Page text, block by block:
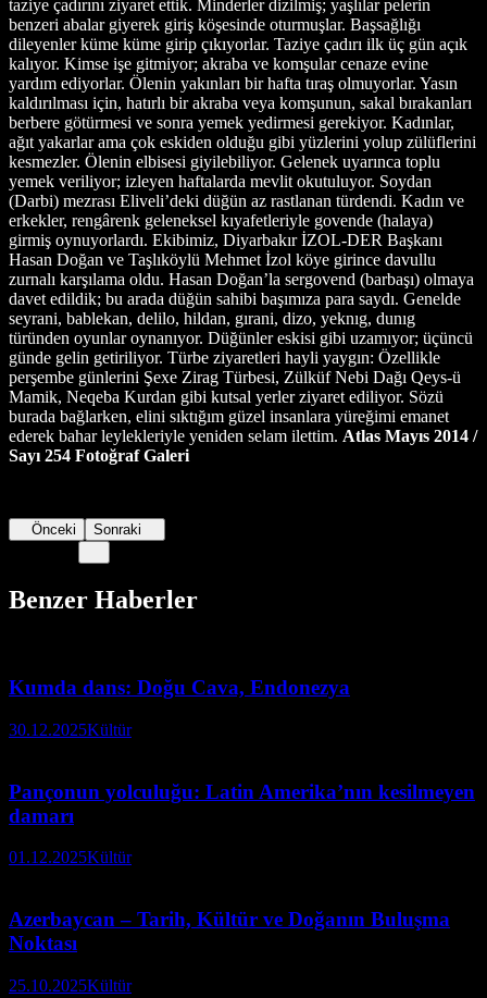
Atlas Mayıs 2014 /
Sayı 254 Fotoğraf Galeri
Önceki Sonraki
Benzer Haberler
Kumda dans: Doğu Cava, Endonezya
30.12.2025Kültür
Pançonun yolculuğu: Latin Amerika’nın kesilmeyen
damarı
01.12.2025Kültür
Azerbaycan – Tarih, Kültür ve Doğanın Buluşma
Noktası
25.10.2025Kültür